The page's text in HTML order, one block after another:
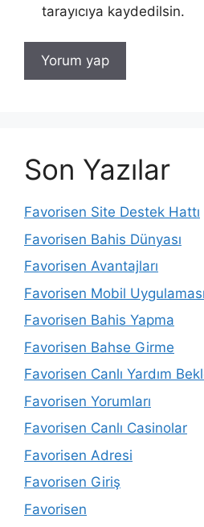
tarayıcıya kaydedilsin.
Son Yazılar
Favorisen Site Destek Hattı
Favorisen Bahis Dünyası
Favorisen Avantajları
Favorisen Mobil Uygulaması
Favorisen Bahis Yapma
Favorisen Bahse Girme
Favorisen Canlı Yardım
Favorisen Yorumları
Favorisen Canlı Casinolar
Favorisen Adresi
Favorisen Giriş
Favorisen